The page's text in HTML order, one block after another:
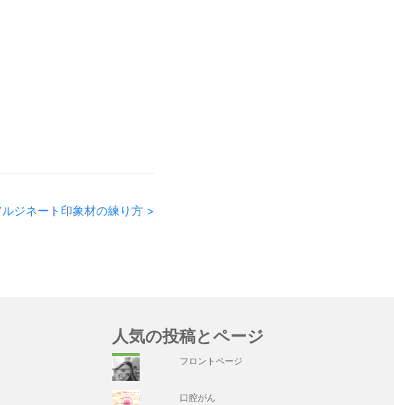
ルジネート印象材の練り方 >
人気の投稿とページ
フロントページ
口腔がん